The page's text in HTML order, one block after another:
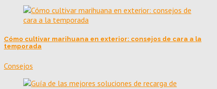
Cómo cultivar marihuana en exterior: consejos de cara a la
temporada
Consejos